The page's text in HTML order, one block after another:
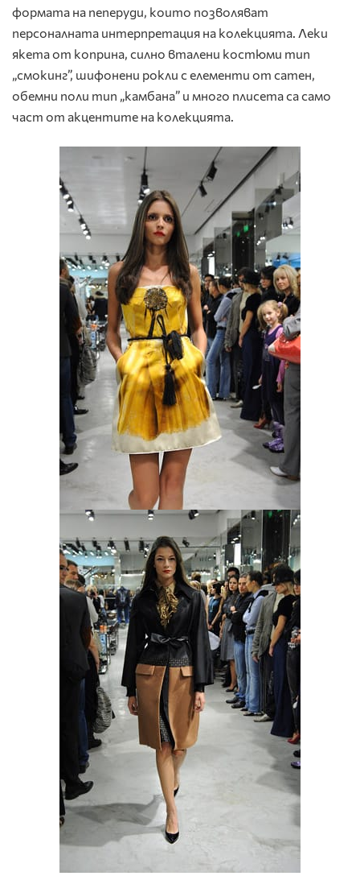
формата на пеперуди, които позволяват
персоналната интерпретация на колекцията. Леки
якета от коприна, силно вталени костюми тип
„смокинг”, шифонени рокли с елементи от сатен,
обемни поли тип „камбана” и много плисета са само
част от акцентите на колекцията.